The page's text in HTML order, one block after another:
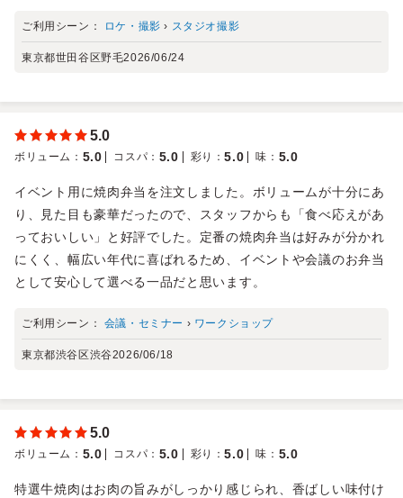
ご利用シーン： ロケ・撮影 › スタジオ撮影
東京都世田谷区野毛2026/06/24
5.0
ボリューム ： 5.0 コスパ ： 5.0 彩り ：5.0 味 ： 5.0
イベント用に焼肉弁当を注文しました。ボリュームが十分にあ
り、見た目も豪華だったので、スタッフからも「食べ応えがあ
っておいしい」と好評でした。定番の焼肉弁当は好みが分かれ
にくく、幅広い年代に喜ばれるため、イベントや会議のお弁当
として安心して選べる一品だと思います。
ご利用シーン： 会議・セミナー › ワークショップ
東京都渋谷区渋谷2026/06/18
5.0
ボリューム ： 5.0 コスパ ： 5.0 彩り ：5.0 味 ： 5.0
特選牛焼肉はお肉の旨みがしっかり感じられ、香ばしい味付け